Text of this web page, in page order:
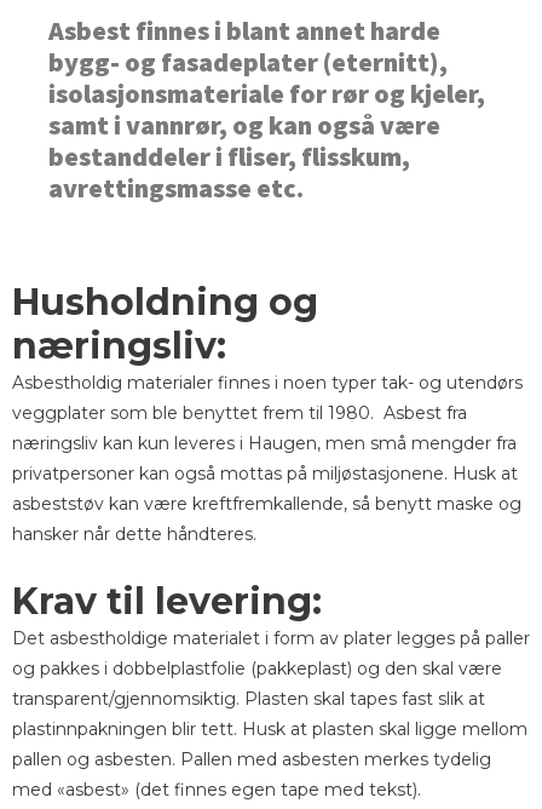
Asbest finnes i blant annet harde
bygg- og fasadeplater (eternitt),
isolasjonsmateriale for rør og kjeler,
samt i vannrør, og kan også være
bestanddeler i fliser, flisskum,
avrettingsmasse etc.
Husholdning og
næringsliv:
Asbestholdig materialer finnes i noen typer tak- og utendørs
veggplater som ble benyttet frem til 1980. Asbest fra
næringsliv kan kun leveres i Haugen, men små mengder fra
privatpersoner kan også mottas på miljøstasjonene. Husk at
asbeststøv kan være kreftfremkallende, så benytt maske og
hansker når dette håndteres.
Krav til levering:
Det asbestholdige materialet i form av plater legges på paller
og pakkes i dobbelplastfolie (pakkeplast) og den skal være
transparent/gjennomsiktig. Plasten skal tapes fast slik at
plastinnpakningen blir tett. Husk at plasten skal ligge mellom
pallen og asbesten. Pallen med asbesten merkes tydelig
med «asbest» (det finnes egen tape med tekst).